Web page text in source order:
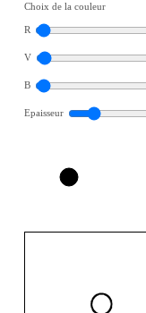
Choix de la couleur
R
V
B
Epaisseur